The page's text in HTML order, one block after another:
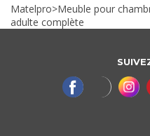
Matelpro>Meuble pour
adulte complète